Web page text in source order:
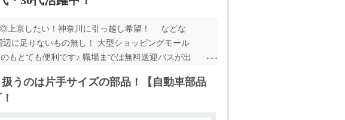
上京したい！神奈川に引っ越し希望！ などな
に足りないもの無し！ 大型ショッピングモール
もとても便利です♪ 職場までは無料送迎バスが出
うのは片手サイズの部品！【自動車部品